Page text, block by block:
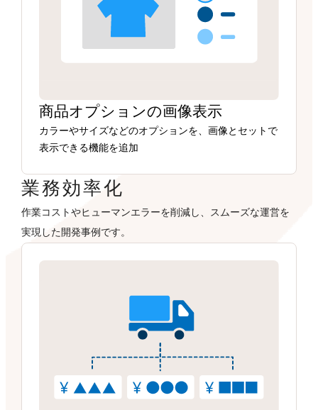
商品オプションの画像表示
カラーやサイズなどのオプションを、画像とセットで
表示できる機能を追加
業務効率化
作業コストやヒューマンエラーを削減し、スムーズな運営を
実現した開発事例です。